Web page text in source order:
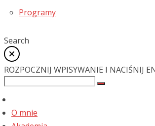
Programy
Search
ROZPOCZNIJ WPISYWANIE I NACIŚNIJ
O mnie